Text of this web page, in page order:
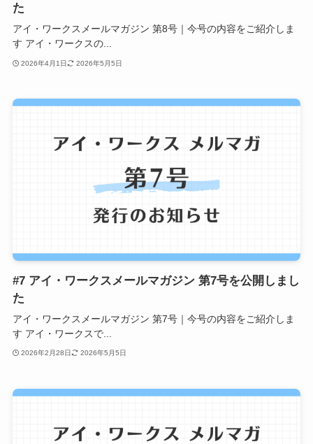
た
アイ・ワークスメールマガジン 第8号｜今号の内容をご紹介しま
す アイ・ワークスの...
2026年4月1日 2026年5月5日
#7 アイ・ワークスメールマガジン 第7号を公開しまし
た
アイ・ワークスメールマガジン 第7号｜今号の内容をご紹介しま
す アイ・ワークスで...
2026年2月28日 2026年5月5日